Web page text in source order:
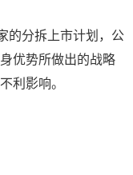
的分拆上市计划，公
优势所做出的战略
利影响。